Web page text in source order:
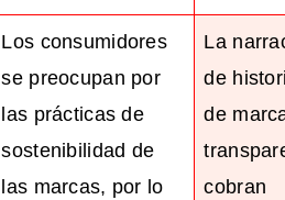
Los consumidores
se preocupan por
las prácticas de
sostenibilidad de
las marcas, por lo
La
de
de
cobran